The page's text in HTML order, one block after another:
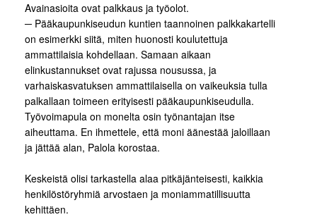
Avainasioita ovat palkkaus ja työolot.
─ Pääkaupunkiseudun kuntien taannoinen palkkakartelli
on esimerkki siitä, miten huonosti koulutettuja
ammattilaisia kohdellaan. Samaan aikaan
elinkustannukset ovat rajussa nousussa, ja
varhaiskasvatuksen ammattilaisella on vaikeuksia tulla
palkallaan toimeen erityisesti pääkaupunkiseudulla.
Työvoimapula on monelta osin työnantajan itse
aiheuttama. En ihmettele, että moni äänestää jaloillaan
ja jättää alan, Palola korostaa.
Keskeistä olisi tarkastella alaa pitkäjänteisesti, kaikkia
henkilöstöryhmiä arvostaen ja moniammatillisuutta
kehittäen.